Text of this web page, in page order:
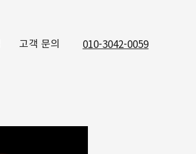
고객 문의 010-3042-0059